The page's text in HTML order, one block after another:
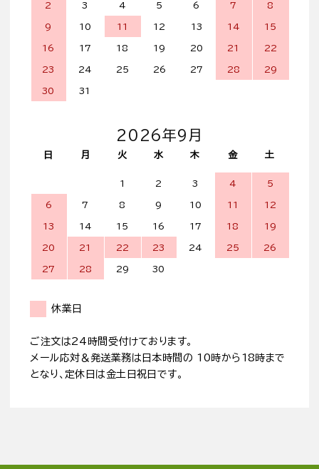
2 3 4 5 6 7 8
9 10 11 12 13 14 15
16 17 18 19 20 21 22
23 24 25 26 27 28 29
30 31
2026年9月
日 月 火 水 木 金 土
1 2 3 4 5
6 7 8 9 10 11 12
13 14 15 16 17 18 19
20 21 22 23 24 25 26
27 28 29 30
休業日
ご注文は24時間受付けております。
メール応対＆発送業務は日本時間の 10時から18時まで
となり、定休日は金土日祝日です。